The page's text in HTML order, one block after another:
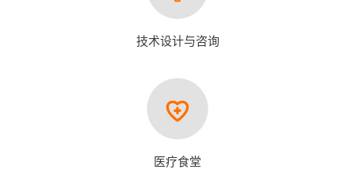
技术设计与咨询
医疗食堂